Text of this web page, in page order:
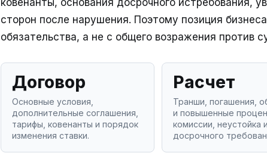
ковенанты, основания досрочного истребования,
сторон после нарушения. Поэтому позиция
обязательства, а не с общего возражения против
Договор
Основные условия,
дополнительные соглашения,
тарифы, ковенанты и порядок
изменения ставки.
Расчет
Транши, погашения,
и повышенные
комиссии, неустойка
досрочного